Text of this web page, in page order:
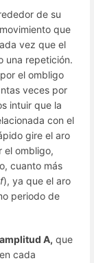
de su
que
vez que el
una repetición.
el ombligo
veces por
intuir que la
con el
gire el aro
el ombligo,
cuanto más
f), ya que el aro
periodo de
amplitud A, que
cada